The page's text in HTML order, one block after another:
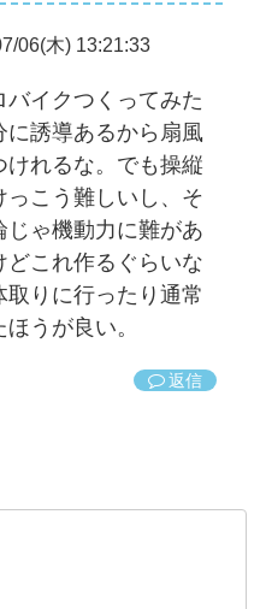
06(木) 13:21:33
イクつくってみた
に誘導あるから扇風
れるな。でも操縦
こう難しいし、そ
じゃ機動力に難があ
どこれ作るぐらいな
取りに行ったり通常
うが良い。
返信